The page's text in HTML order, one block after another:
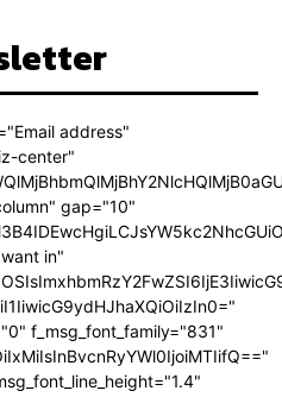
address"
center"
gap="10"
in"
f_msg_font_family="831"